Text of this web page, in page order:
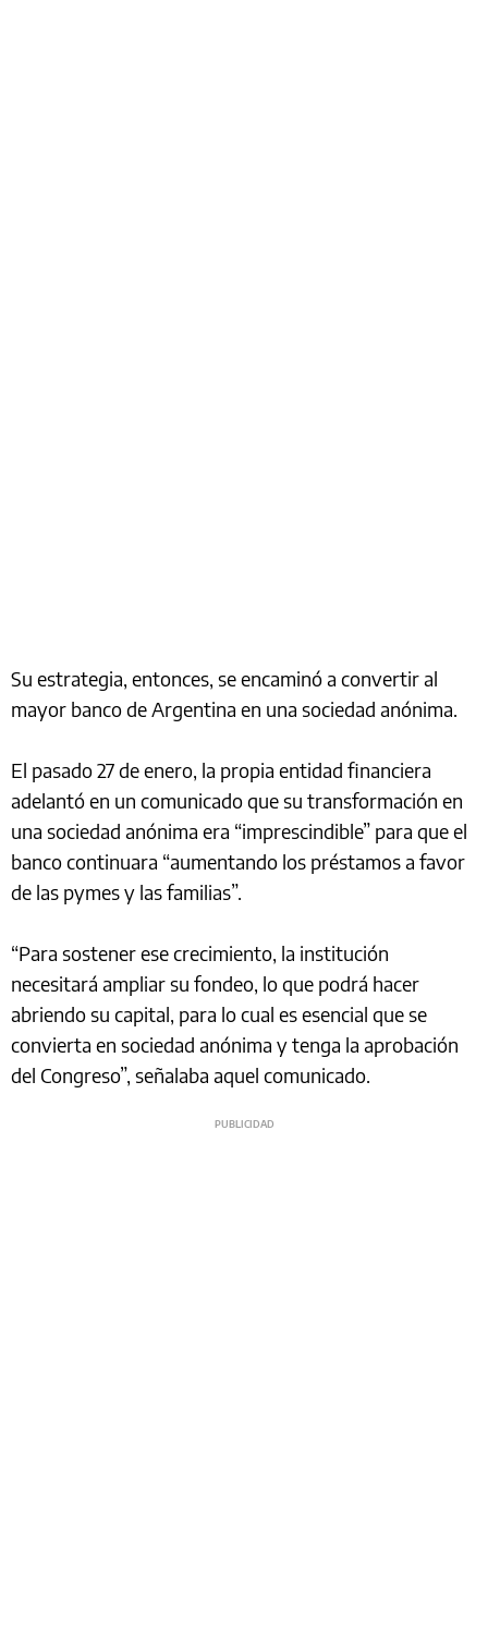
Su estrategia, entonces, se encaminó a convertir al
mayor banco de Argentina en una sociedad anónima.
El pasado 27 de enero, la propia entidad financiera
adelantó en un comunicado que su transformación en
una sociedad anónima era “imprescindible” para que el
banco continuara “aumentando los préstamos a favor
de las pymes y las familias”.
“Para sostener ese crecimiento, la institución
necesitará ampliar su fondeo, lo que podrá hacer
abriendo su capital, para lo cual es esencial que se
convierta en sociedad anónima y tenga la aprobación
del Congreso”, señalaba aquel comunicado.